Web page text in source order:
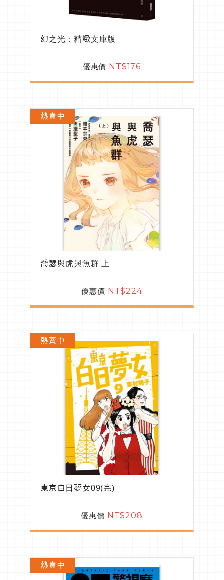
幻之光：精緻文庫版
優惠價 NT$176
喬瑟與虎與魚群 上
優惠價 NT$224
熱賣中
東京白日夢女09(完)
優惠價 NT$208
熱賣中
熱賣中